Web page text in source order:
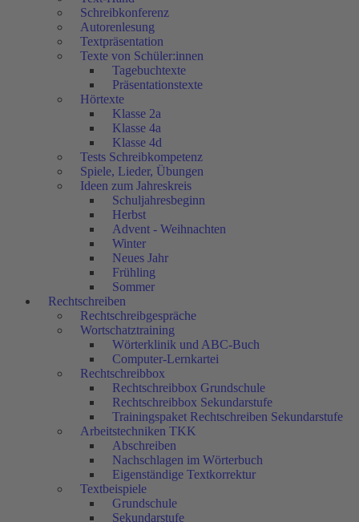
Schreibkonferenz
Autorenlesung
Textpräsentation
Texte von Schüler:innen
Tagebuchtexte
Präsentationstexte
Hörtexte
Klasse 2a
Klasse 4a
Klasse 4d
Tests Schreibkompetenz
Spiele, Lieder, Übungen
Ideen zum Jahreskreis
Schuljahresbeginn
Herbst
Advent - Weihnachten
Winter
Neues Jahr
Frühling
Sommer
Rechtschreiben
Rechtschreibgespräche
Wortschatztraining
Wörterklinik und ABC-Buch
Computer-Lernkartei
Rechtschreibbox
Rechtschreibbox Grundschule
Rechtschreibbox Sekundarstufe
Trainingspaket Rechtschreiben Sekundarstufe
Arbeitstechniken TKK
Abschreiben
Nachschlagen im Wörterbuch
Eigenständige Textkorrektur
Textbeispiele
Grundschule
Sekundarstufe